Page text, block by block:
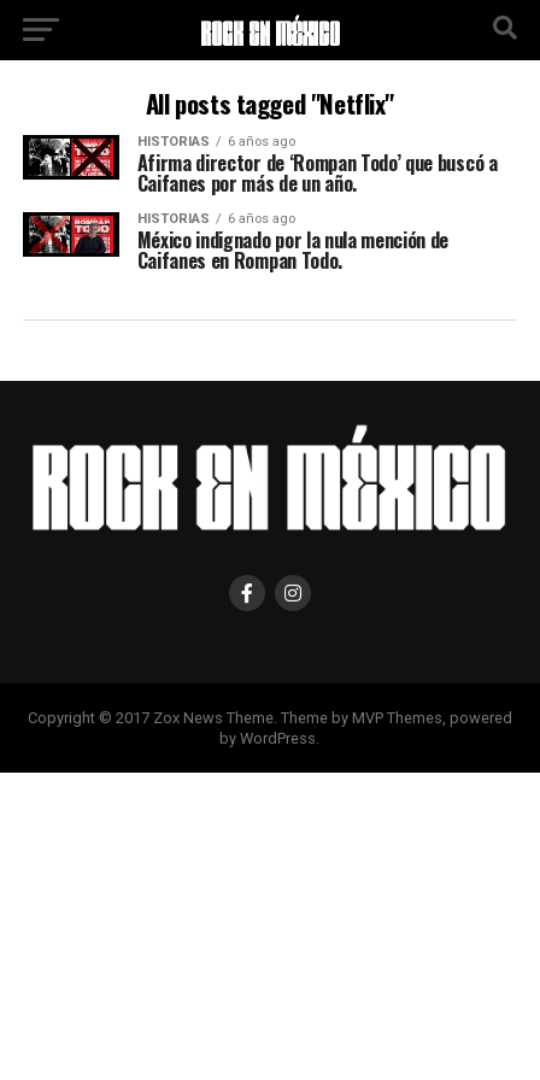
All posts tagged "Netflix"
HISTORIAS 6 años ago
Afirma director de ‘Rompan Todo’ que buscó a
Caifanes por más de un año.
HISTORIAS 6 años ago
México indignado por la nula mención de
Caifanes en Rompan Todo.
Copyright © 2017 Zox News Theme. Theme by MVP Themes, powered
by WordPress.